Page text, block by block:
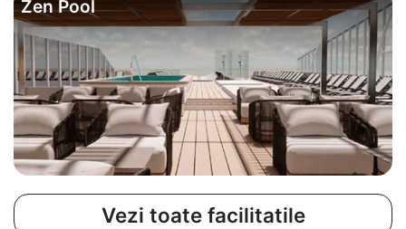
Zen Pool
Vezi toate facilitatile